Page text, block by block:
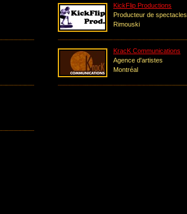
KickFlip Productions
Producteur de spectacles
Rimouski
KracK Communications
Agence d'artistes
Montréal